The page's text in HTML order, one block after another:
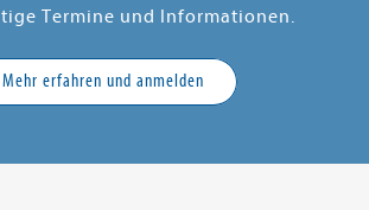
Termine und Informationen.
Mehr erfahren und anmelden